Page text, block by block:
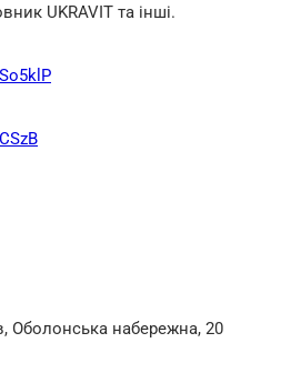
UKRAVIT та інші.
Оболонська набережна, 20